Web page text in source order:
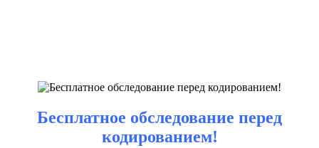
Бесплатное обследование перед
кодированием!